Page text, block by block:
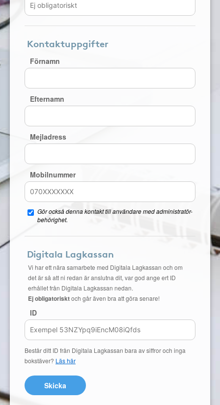
Kontaktuppgifter
Förnamn
Efternamn
Mejladress
Mobilnummer
Gör också denna kontakt till användare med administratör-
behörighet.
Digitala Lagkassan
Vi har ett nära samarbete med Digitala Lagkassan och om
det är så att ni redan är anslutna dit, var god ange ert ID
erhållet från Digitala Lagkassan nedan.
Ej obligatorisktoch går även bra att göra senare!
ID
Består ditt ID från Digitala Lagkassan bara av siffror och inga
bokstäver? Läs här
Skicka